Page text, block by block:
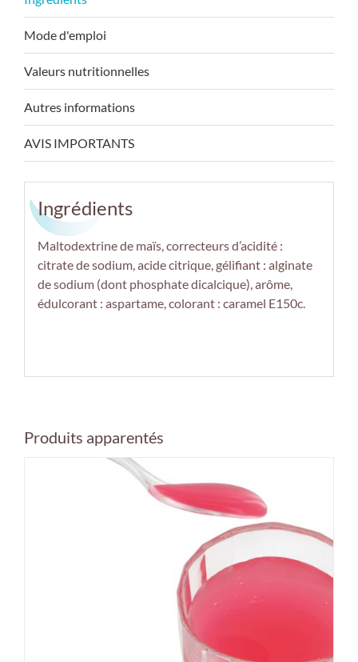
Mode d'emploi
Valeurs nutritionnelles
Autres informations
AVIS IMPORTANTS
Ingrédients
Maltodextrine de maïs, correcteurs d’acidité :
citrate de sodium, acide citrique, gélifiant : alginate
de sodium (dont phosphate dicalcique), arôme,
édulcorant : aspartame, colorant : caramel E150c.
Produits apparentés